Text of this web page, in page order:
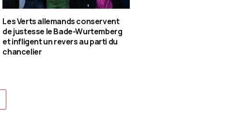
Les Verts allemands conservent
de justesse le Bade-Wurtemberg
et infligent un revers au parti du
chancelier